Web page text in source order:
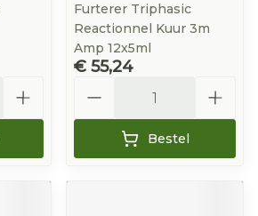
Furterer Triphasic
Reactionnel Kuur 3m
Amp 12x5ml
€ 55,24
Bestel